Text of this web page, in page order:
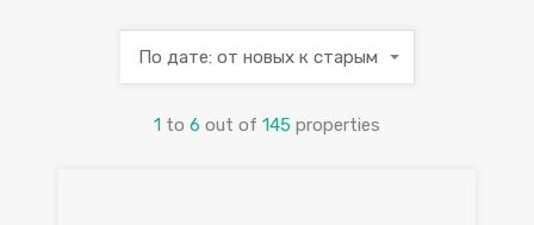
1 to 6 out of 145 properties
По дате: от новых к старым